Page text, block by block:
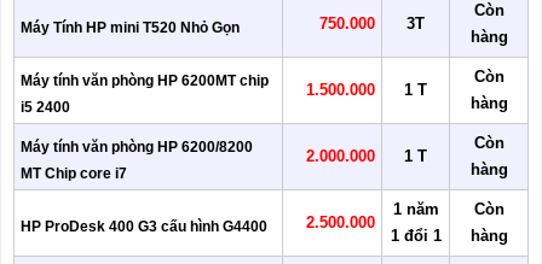
Máy Tính HP mini T520 Nhỏ Gọn 750.000 3T
Còn
hàng
Máy tính văn phòng HP 6200MT chip
i5 2400
1.500.000 1 T
Còn
hàng
Máy tính văn phòng HP 6200/8200
MT Chip core i7
2.000.000 1 T
Còn
hàng
HP ProDesk 400 G3 cấu hình G4400 2.500.000
1 năm
1 đổi 1
Còn
hàng